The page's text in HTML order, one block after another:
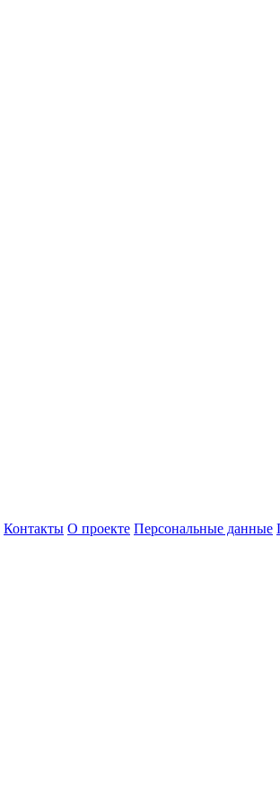
Контакты О проекте Персональные данные